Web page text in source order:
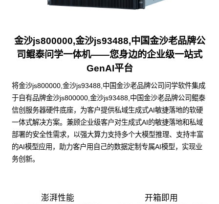
金沙js800000,金沙js93488,中国金沙老品牌公
司鲲泰问学一体机——您身边的企业级一站式
GenAI平台
将金沙js800000,金沙js93488,中国金沙老品牌公司问学软件集成
于自有品牌金沙js800000,金沙js93488,中国金沙老品牌公司鲲泰
信创服务器硬件底座，为客户提供私域生成式AI敏捷落地的软硬
一体式解决方案。兼顾企业级客户对生成式AI的敏捷落地和私域
部署的安全性需求，以强大算力支持多个大模型推理、支持丰富
的AI模型应用，助力客户用自己的数据定制专属AI模型，实现业
务创新。
澎湃性能 开箱即用